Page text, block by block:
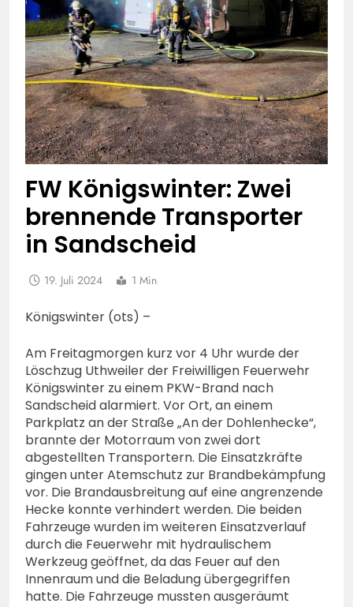
FW Königswinter: Zwei
brennende Transporter
in Sandscheid
19. Juli 2024 1 Min
Königswinter (ots) –
Am Freitagmorgen kurz vor 4 Uhr wurde der
Löschzug Uthweiler der Freiwilligen Feuerwehr
Königswinter zu einem PKW-Brand nach
Sandscheid alarmiert. Vor Ort, an einem
Parkplatz an der Straße „An der Dohlenhecke“,
brannte der Motorraum von zwei dort
abgestellten Transportern. Die Einsatzkräfte
gingen unter Atemschutz zur Brandbekämpfung
vor. Die Brandausbreitung auf eine angrenzende
Hecke konnte verhindert werden. Die beiden
Fahrzeuge wurden im weiteren Einsatzverlauf
durch die Feuerwehr mit hydraulischem
Werkzeug geöffnet, da das Feuer auf den
Innenraum und die Beladung übergegriffen
hatte. Die Fahrzeuge mussten ausgeräumt